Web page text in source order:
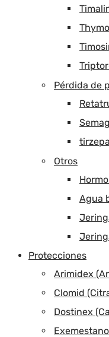
Pérdida de
Otros
Agua
Protecciones
Arimidex
Clomid
Dostinex